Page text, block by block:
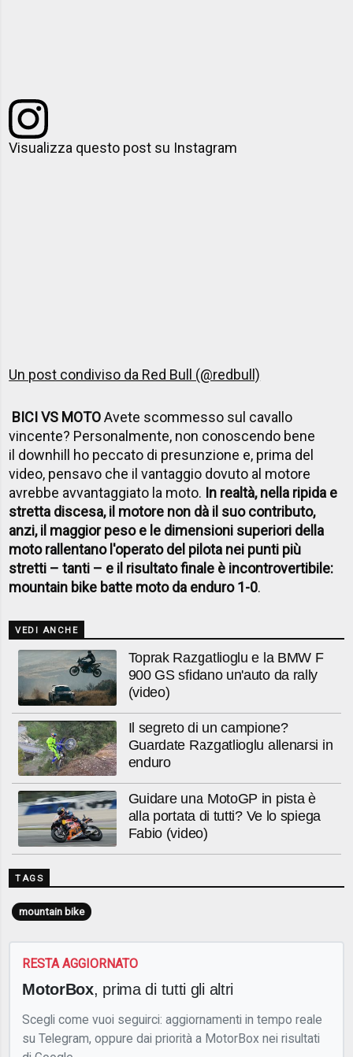
Visualizza questo post su Instagram
Un post condiviso da Red Bull (@redbull)
BICI VS MOTOAvete scommesso sul cavallo
vincente? Personalmente, non conoscendo bene
il downhill ho peccato di presunzione e, prima del
video, pensavo che il vantaggio dovuto al motore
avrebbe avvantaggiato la moto. In realtà, nella ripida e
stretta discesa, il motore non dà il suo contributo,
anzi, il maggior peso e le dimensioni superiori della
moto rallentano l'operato del pilota nei punti più
stretti – tanti – e il risultato finale è incontrovertibile:
mountain bike batte moto da enduro 1-0.
VEDI ANCHE
Toprak Razgatlioglu e la BMW F
900 GS sfidano un'auto da rally
(video)
Il segreto di un campione?
Guardate Razgatlioglu allenarsi in
enduro
Guidare una MotoGP in pista è
alla portata di tutti? Ve lo spiega
Fabio (video)
TAGS
mountain bike
RESTA AGGIORNATO
MotorBox, prima di tutti gli altri
Scegli come vuoi seguirci: aggiornamenti in tempo reale
su Telegram, oppure dai priorità a MotorBox nei risultati